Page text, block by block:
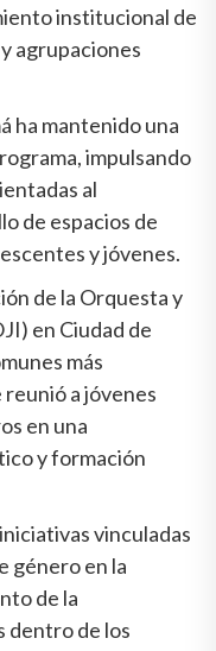
institucional de
agrupaciones
ha mantenido una
impulsando
al
de espacios de
y jóvenes.
de la Orquesta y
en Ciudad de
más
a jóvenes
en una
y formación
vinculadas
género en la
de la
dentro de los